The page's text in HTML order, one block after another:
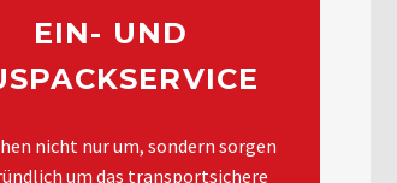
EIN- UND
nicht nur um, sondern sorgen
um das transportsichere